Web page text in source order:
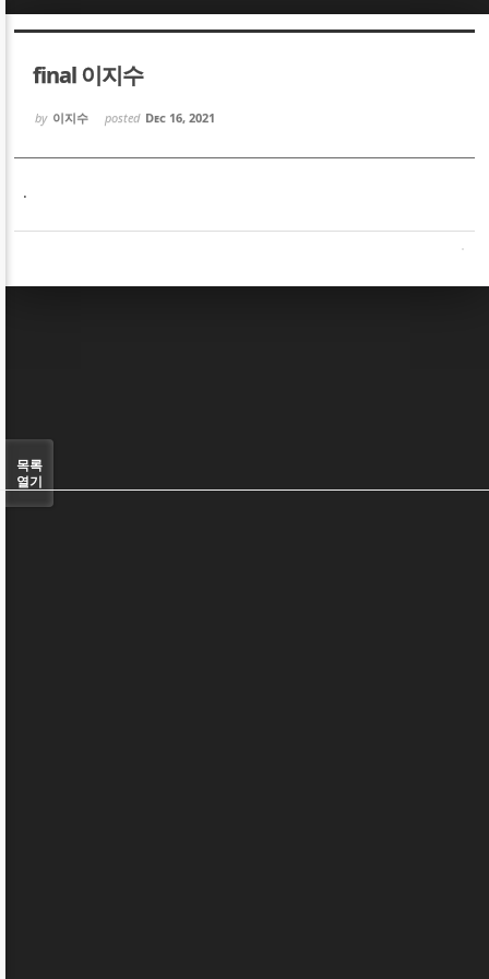
final 이지수
by 이지수 posted Dec 16, 2021
.
목록
열기
Sketchbook5, 스케치북5
Sketchbook5, 스케치북5
Sketchbook5, 스케치북5
Sketchbook5, 스케치북5